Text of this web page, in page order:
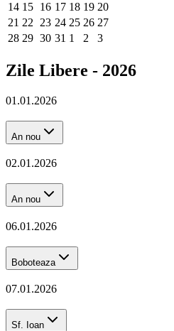
14 15 16 17 18 19 20
21 22 23 24 25 26 27
28 29 30 31 1 2 3
Zile Libere - 2026
01.01.2026
An nou
02.01.2026
An nou
06.01.2026
Boboteaza
07.01.2026
Sf. Ioan